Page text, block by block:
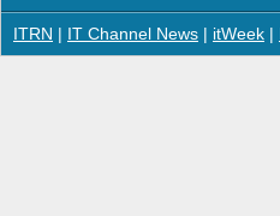
ITRN IT Channel News itWeek